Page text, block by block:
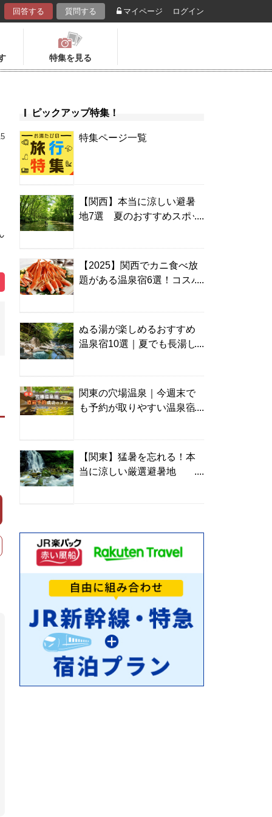
回答する 質問する マイページ ログイン
特集を見る
ピックアップ特集！
特集ページ一覧
【関西】本当に涼しい避暑
地7選 夏のおすすめスポッ
【2025】関西でカニ食べ放
題がある温泉宿6選！コスパ
ぬる湯が楽しめるおすすめ
温泉宿10選｜夏でも長湯し
関東の穴場温泉｜今週末で
も予約が取りやすい温泉宿
【関東】猛暑を忘れる！本
当に涼しい厳選避暑地